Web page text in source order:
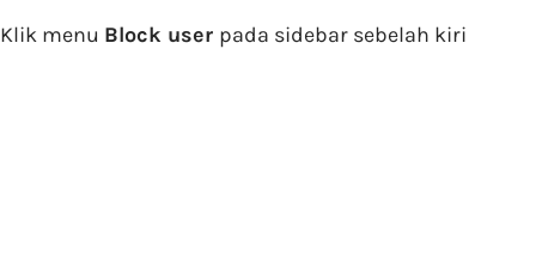
Klik menu Block user pada sidebar sebelah kiri